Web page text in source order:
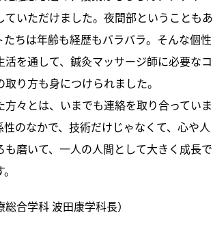
ていただけました。夜間部ということもあ
たちは年齢も経歴もバラバラ。そんな個性
活を通して、鍼灸マッサージ師に必要なコ
り方も身につけられました。
々とは、いまでも連絡を取り合っていま
のなかで、技術だけじゃなくて、心や人
も磨いて、一人の人間として大きく成長で
総合学科 波田康学科長）